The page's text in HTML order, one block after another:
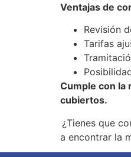
Ventajas de
Revisión
Tarifas
Cumple con la
cubiertos.
¿Tienes que
a encontrar la